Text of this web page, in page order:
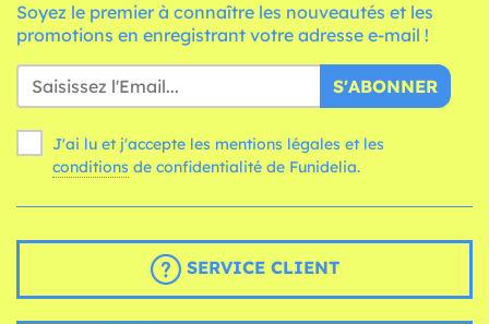
Soyez le premier à connaître les nouveautés et les
promotions en enregistrant votre adresse e-mail !
S'ABONNER
J'ai lu et j'accepte les mentions légales et les
conditions de confidentialité de Funidelia.
SERVICE CLIENT